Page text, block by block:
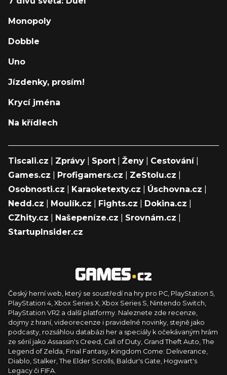
Monopoly
Dobble
Uno
Jízdenky, prosím!
Krycí jména
Na křídlech
Tiscali.cz Zprávy Sport Ženy Cestování|
Games.cz
Profigamers.cz ZeStolu.cz
Osobnosti.cz
Karaoketexty.cz Úschovna.cz
Nedd.cz
Moulík.cz Fights.cz Dokina.cz
CZhity.cz
Našepeníze.cz Srovnám.cz
StartupInsider.cz
Český herní web, který se soustředí na hry pro PC, PlayStation 5,
PlayStation 4, Xbox Series X, Xbox Series S, Nintendo Switch,
PlayStation VR2 a další platformy. Naleznete zde recenze,
dojmy z hraní, videorecenze i pravidelné novinky, stejně jako
podcasty, rozsáhlou databázi her a speciály k očekávaným hrám
ze sérií jako Assassin's Creed, Call of Duty, Grand Theft Auto, The
Legend of Zelda, Final Fantasy, Kingdom Come: Deliverance,
Diablo, Stalker, The Elder Scrolls, Baldur's Gate, Hogwart's
Legacy či FIFA.